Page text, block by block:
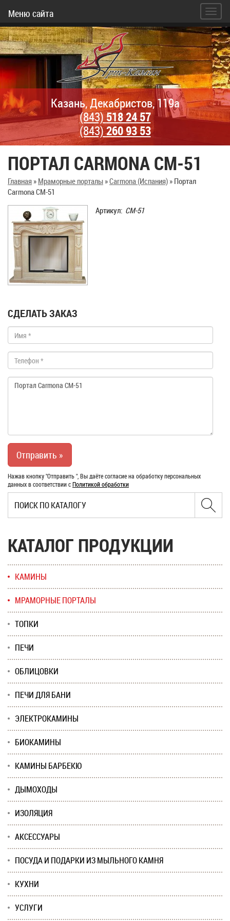
Меню сайта
Казань, Декабристов, 119а
(843)518 24 57
(843)260 93 53
ПОРТАЛ CARMONA CM-51
Главная» Мраморные порталы»Carmona (Испания)» Портал
Carmona CM-51
Артикул: CM-51
СДЕЛАТЬ ЗАКАЗ
Нажав кнопку "Отправить ", Вы даёте согласие на обработку персональных
данных в соответствии сПолитикой обработки
КАТАЛОГ ПРОДУКЦИИ
КАМИНЫ
МРАМОРНЫЕ ПОРТАЛЫ
ТОПКИ
ПЕЧИ
ОБЛИЦОВКИ
ПЕЧИ ДЛЯ БАНИ
ЭЛЕКТРОКАМИНЫ
БИОКАМИНЫ
КАМИНЫ БАРБЕКЮ
ДЫМОХОДЫ
ИЗОЛЯЦИЯ
АКСЕССУАРЫ
ПОСУДА И ПОДАРКИ ИЗ МЫЛЬНОГО КАМНЯ
КУХНИ
УСЛУГИ